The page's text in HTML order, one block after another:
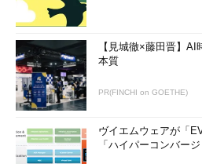
【見城徹×藤田晋】
本質
PR(FINCHI on GOETHE)
ヴイエムウェアが「
「ハイパーコンバー